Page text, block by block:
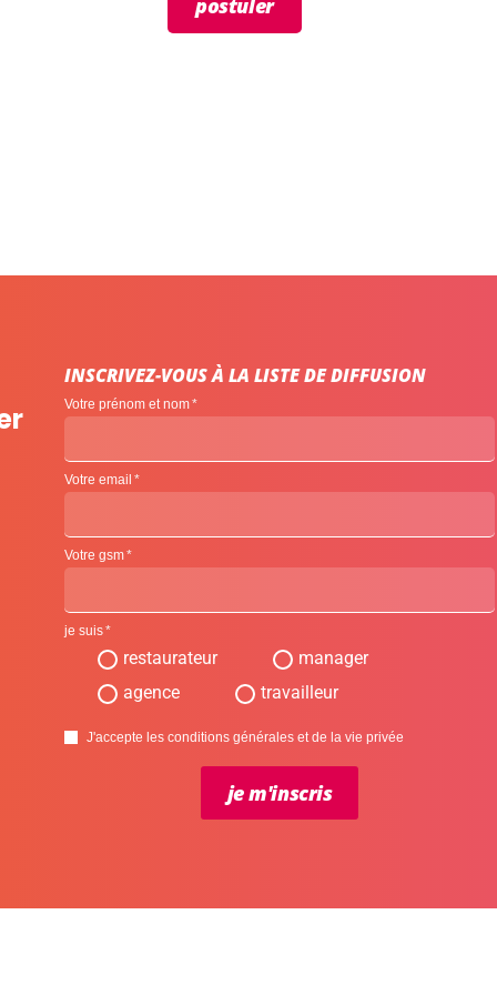
postuler
INSCRIVEZ-VOUS À LA LISTE DE DIFFUSION
Votre prénom et nom
Votre email
Votre gsm
je suis
restaurateur
manager
agence
travailleur
J'accepte les conditions générales et de la vie privée
je m'inscris